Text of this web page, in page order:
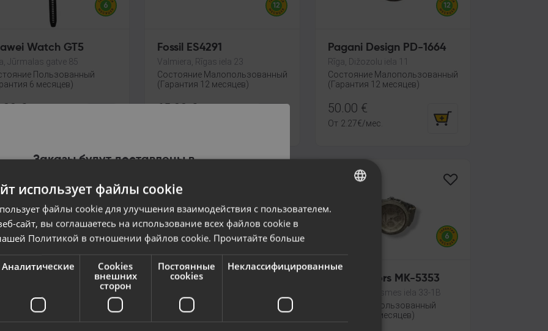
Watch GT5
Jūrmalas gatve 85
Пользованный
6 месяцев)
€
Fossil ES4291
Valmiera, Rīgas iela 23
Состояние Малопользованный
(Гарантия 12 месяцев)
65.00€
Pagani Design PD-1664
Rīga, Dižozolu iela 11
Состояние Малопользованный
(Гарантия 12 месяцев)
50.00 €
От 2.27€/мес.
Watch SE (40mm,
Dižozolu iela 11
Guess GW0709G1
(Гарантия 12 месяцев)
Michael Kors MK-5353
Jelgava, Satiksmes iela 33-1B
Состояние Пользованный
(Гарантия 6 месяцев)
Заказы будут доставлены в
Содержание сайта будет отображаться на
выбранном языке
Страна
Язык
LATVIAN
использует файлы cookie
файлы cookie для улучшения взаимодействия с пользователем.
сайт, вы соглашаетесь на использование всех файлов cookie в
Политикой в ​​отношении файлов cookie. Прочитайте больше
Аналитические
Cookies
внешних
сторон
Постоянные
cookies
Неклассифицированные